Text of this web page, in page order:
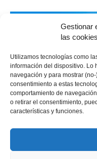
Gestionar
las cookies
Utilizamos tecnologías como
información del dispositivo. Lo
navegación y para mostrar
consentimiento a estas
comportamiento de
o retirar el consentimiento,
características y funciones.
Campos
Real Club de Golf
en Cádiz